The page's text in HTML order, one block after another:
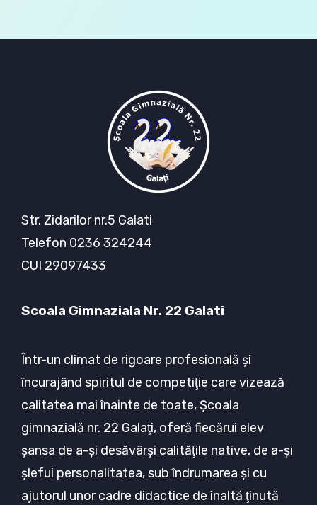
Str. Zidarilor nr.5 Galati
Telefon 0236 324244
CUI 29097433
Scoala Gimnaziala Nr. 22 Galati
Într-un climat de rigoare profesională şi
încurajând spiritul de competiţie care vizează
calitatea mai înainte de toate, Şcoala
gimnazială nr. 22 Galaţi, oferă fiecărui elev
şansa de a-şi desăvârşi calităţile native, de a-şi
şlefui personalitatea, sub îndrumarea şi cu
ajutorul unor cadre didactice de înaltă ţinută